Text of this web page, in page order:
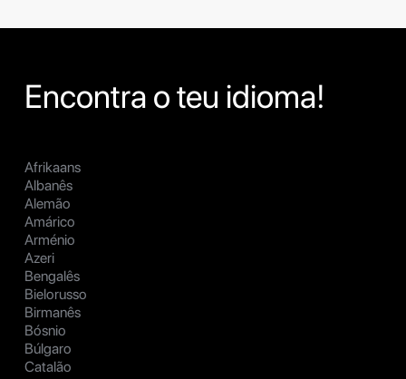
Encontra o teu idioma!
Afrikaans
Albanês
Alemão
Amárico
Arménio
Azeri
Bengalês
Bielorusso
Birmanês
Bósnio
Búlgaro
Catalão